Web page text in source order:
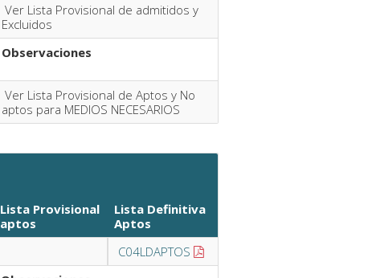
Ver Lista Provisional de admitidos y
Excluidos
Observaciones
Ver Lista Provisional de Aptos y No
aptos para MEDIOS NECESARIOS
Lista Provisional
aptos
Lista Definitiva
Aptos
C04LDAPTOS